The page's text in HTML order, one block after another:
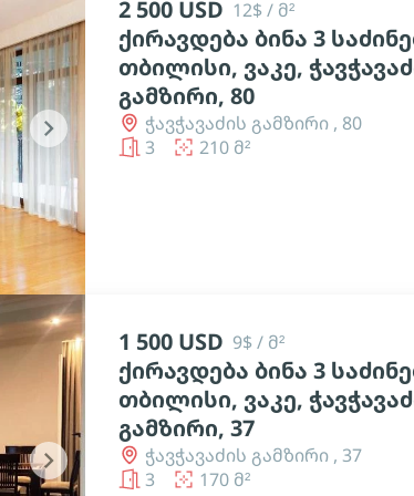
chevron_right
2 500 USD 12$ / მ²
ქირავდება ბინა 3
თბილისი, ვაკე,
გამზირი, 80
ჭავჭავაძის გამზირი , 80
3
210 მ²
chevron_right
1 500 USD 9$ / მ²
ქირავდება ბინა 3
თბილისი, ვაკე,
გამზირი, 37
ჭავჭავაძის გამზირი , 37
3
170 მ²